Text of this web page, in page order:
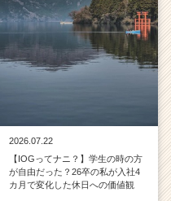
2026.07.22
【IOGってナニ？】学生の時の方
が自由だった？26卒の私が入社4
カ月で変化した休日への価値観